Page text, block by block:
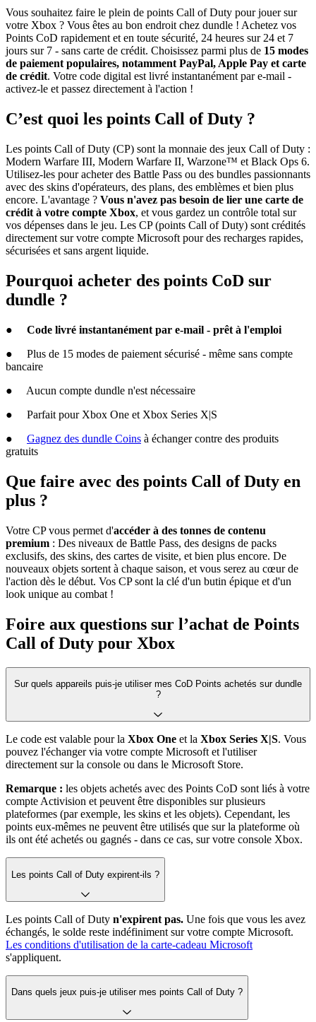
Vous souhaitez faire le plein de points Call of Duty pour jouer sur
votre Xbox ? Vous êtes au bon endroit chez dundle ! Achetez vos
Points CoD rapidement et en toute sécurité, 24 heures sur 24 et 7
jours sur 7 - sans carte de crédit. Choisissez parmi plus de 15 modes
de paiement populaires, notamment PayPal, Apple Pay et carte
de crédit. Votre code digital est livré instantanément par e-mail -
activez-le et passez directement à l'action !
C’est quoi les points Call of Duty ?
Les points Call of Duty (CP) sont la monnaie des jeux Call of Duty :
Modern Warfare III, Modern Warfare II, Warzone™ et Black Ops 6.
Utilisez-les pour acheter des Battle Pass ou des bundles passionnants
avec des skins d'opérateurs, des plans, des emblèmes et bien plus
encore. L'avantage ? Vous n'avez pas besoin de lier une carte de
crédit à votre compte Xbox, et vous gardez un contrôle total sur
vos dépenses dans le jeu. Les CP (points Call of Duty) sont crédités
directement sur votre compte Microsoft pour des recharges rapides,
sécurisées et sans argent liquide.
Pourquoi acheter des points CoD sur
dundle ?
● Code livré instantanément par e-mail - prêt à l'emploi
● Plus de 15 modes de paiement sécurisé - même sans compte
bancaire
● Aucun compte dundle n'est nécessaire
● Parfait pour Xbox One et Xbox Series X|S
● Gagnez des dundle Coins à échanger contre des produits
gratuits
Que faire avec des points Call of Duty en
plus ?
Votre CP vous permet d'accéder à des tonnes de contenu
premium : Des niveaux de Battle Pass, des designs de packs
exclusifs, des skins, des cartes de visite, et bien plus encore. De
nouveaux objets sortent à chaque saison, et vous serez au cœur de
l'action dès le début. Vos CP sont la clé d'un butin épique et d'un
look unique au combat !
Foire aux questions sur l’achat de Points
Call of Duty pour Xbox
Sur quels appareils puis-je utiliser mes CoD Points achetés sur dundle
?
Le code est valable pour la Xbox One et la Xbox Series X|S. Vous
pouvez l'échanger via votre compte Microsoft et l'utiliser
directement sur la console ou dans le Microsoft Store.
Remarque : les objets achetés avec des Points CoD sont liés à votre
compte Activision et peuvent être disponibles sur plusieurs
plateformes (par exemple, les skins et les objets). Cependant, les
points eux-mêmes ne peuvent être utilisés que sur la plateforme où
ils ont été achetés ou gagnés - dans ce cas, sur votre console Xbox.
Les points Call of Duty expirent-ils ?
Les points Call of Duty n'expirent pas. Une fois que vous les avez
échangés, le solde reste indéfiniment sur votre compte Microsoft.
Les conditions d'utilisation de la carte-cadeau Microsoft
s'appliquent.
Dans quels jeux puis-je utiliser mes points Call of Duty ?